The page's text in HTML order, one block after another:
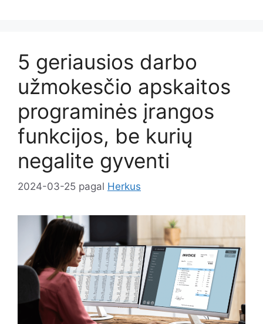
5 geriausios darbo
užmokesčio apskaitos
programinės įrangos
funkcijos, be kurių
negalite gyventi
2024-03-25 pagal Herkus